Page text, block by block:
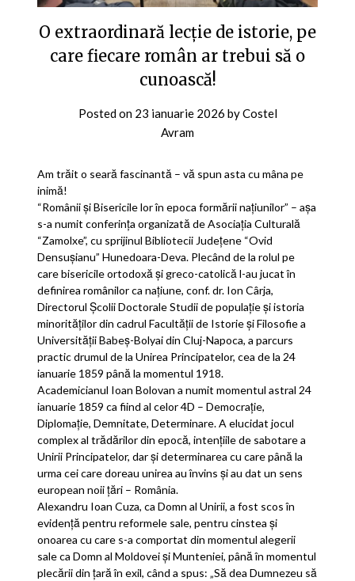
O extraordinară lecție de istorie, pe
care fiecare român ar trebui să o
cunoască!
Posted on 23 ianuarie 2026 byCostel
Avram
Am trăit o seară fascinantă – vă spun asta cu mâna pe
inimă!
“Românii și Bisericile lor în epoca formării națiunilor” – așa
s-a numit conferința organizată de Asociația Culturală
“Zamolxe”, cu sprijinul Bibliotecii Județene “Ovid
Densușianu” Hunedoara-Deva. Plecând de la rolul pe
care bisericile ortodoxă și greco-catolică l-au jucat în
definirea românilor ca națiune, conf. dr. Ion Cârja,
Directorul Școlii Doctorale Studii de populație și istoria
minorităților din cadrul Facultății de Istorie și Filosofie a
Universității Babeș-Bolyai din Cluj-Napoca, a parcurs
practic drumul de la Unirea Principatelor, cea de la 24
ianuarie 1859 până la momentul 1918.
Academicianul Ioan Bolovan a numit momentul astral 24
ianuarie 1859 ca fiind al celor 4D – Democrație,
Diplomație, Demnitate, Determinare. A elucidat jocul
complex al trădărilor din epocă, intențiile de sabotare a
Unirii Principatelor, dar și determinarea cu care până la
urma cei care doreau unirea au învins și au dat un sens
european noii țări – România.
Alexandru Ioan Cuza, ca Domn al Unirii, a fost scos în
evidență pentru reformele sale, pentru cinstea și
onoarea cu care s-a comportat din momentul alegerii
sale ca Domn al Moldovei și Munteniei, până în momentul
plecării din țară în exil, când a spus: „Să dea Dumnezeu să